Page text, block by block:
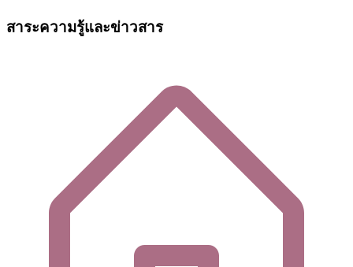
สาระความรู้และข่าวสาร